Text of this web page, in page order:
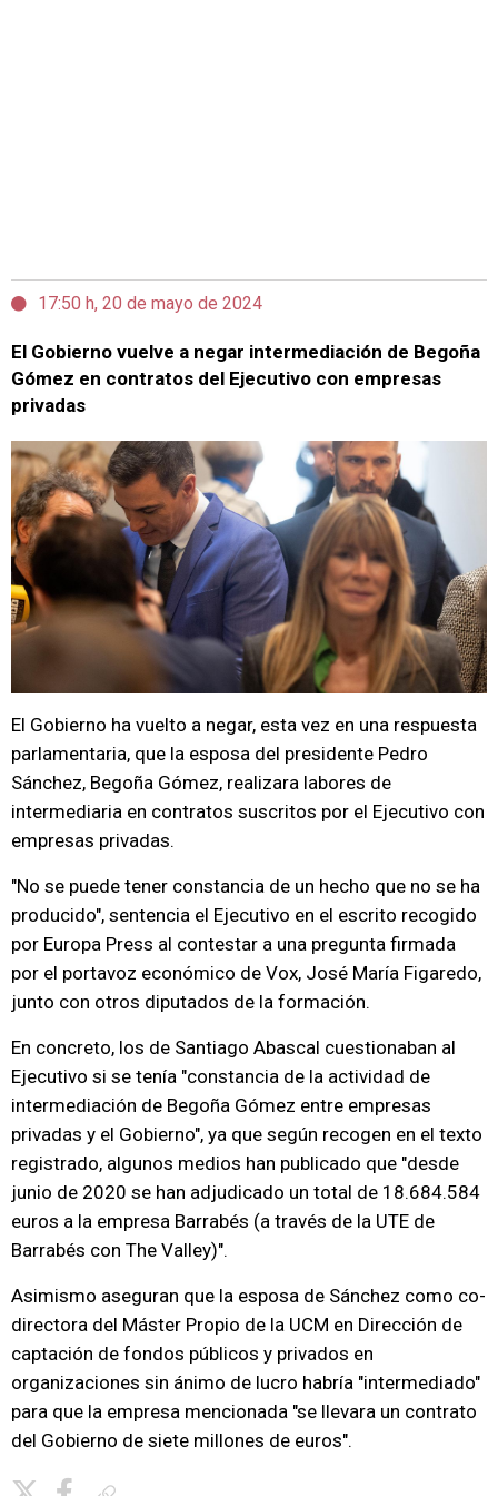
17:50 h, 20 de mayo de 2024
El Gobierno vuelve a negar intermediación de Begoña
Gómez en contratos del Ejecutivo con empresas
privadas
El Gobierno ha vuelto a negar, esta vez en una respuesta
parlamentaria, que la esposa del presidente Pedro
Sánchez, Begoña Gómez, realizara labores de
intermediaria en contratos suscritos por el Ejecutivo con
empresas privadas.
"No se puede tener constancia de un hecho que no se ha
producido", sentencia el Ejecutivo en el escrito recogido
por Europa Press al contestar a una pregunta firmada
por el portavoz económico de Vox, José María Figaredo,
junto con otros diputados de la formación.
En concreto, los de Santiago Abascal cuestionaban al
Ejecutivo si se tenía "constancia de la actividad de
intermediación de Begoña Gómez entre empresas
privadas y el Gobierno", ya que según recogen en el texto
registrado, algunos medios han publicado que "desde
junio de 2020 se han adjudicado un total de 18.684.584
euros a la empresa Barrabés (a través de la UTE de
Barrabés con The Valley)".
Asimismo aseguran que la esposa de Sánchez como co-
directora del Máster Propio de la UCM en Dirección de
captación de fondos públicos y privados en
organizaciones sin ánimo de lucro habría "intermediado"
para que la empresa mencionada "se llevara un contrato
del Gobierno de siete millones de euros".